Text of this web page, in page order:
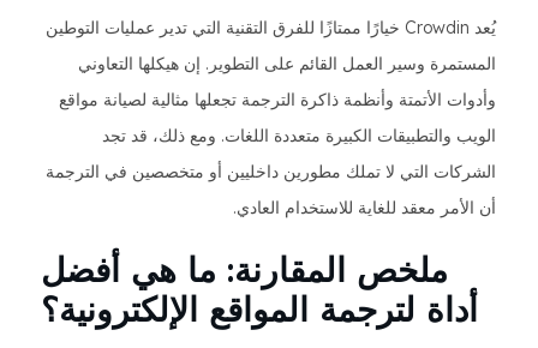
يُعد Crowdin خيارًا ممتازًا للفرق التقنية التي تدير عمليات التوطين
المستمرة وسير العمل القائم على التطوير. إن هيكلها التعاوني
وأدوات الأتمتة وأنظمة ذاكرة الترجمة تجعلها مثالية لصيانة مواقع
الويب والتطبيقات الكبيرة متعددة اللغات. ومع ذلك، قد تجد
الشركات التي لا تملك مطورين داخليين أو متخصصين في الترجمة
أن الأمر معقد للغاية للاستخدام العادي.
ملخص المقارنة: ما هي أفضل
أداة لترجمة المواقع الإلكترونية؟